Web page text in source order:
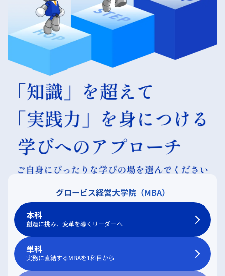
グロービス経営大学院（MBA）
本科
創造に挑み、変革を導くリーダーへ
単科
実務に直結するMBAを1科目から